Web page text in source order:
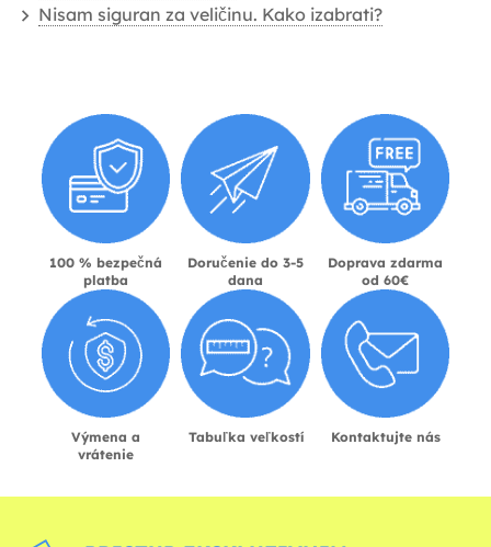
Nisam siguran za veličinu. Kako izabrati?
100 % bezpečná
platba
Doručenie do 3-5
dana
Doprava zdarma
od 60€
Výmena a
vrátenie
Tabuľka veľkostí Kontaktujte nás